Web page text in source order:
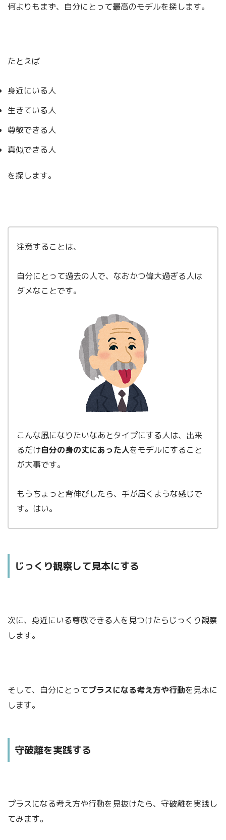
何よりもまず、自分にとって最高のモデルを探します。
たとえば
身近にいる人
生きている人
尊敬できる人
真似できる人
を探します。
注意することは、
自分にとって過去の人で、なおかつ偉大過ぎる人は
ダメなことです。
こんな風になりたいなあとタイプにする人は、出来
るだけ自分の身の丈にあった人をモデルにすること
が大事です。
もうちょっと背伸びしたら、手が届くような感じで
す。はい。
じっくり観察して見本にする
次に、身近にいる尊敬できる人を見つけたらじっくり観察
します。
そして、自分にとってプラスになる考え方や行動を見本に
します。
守破離を実践する
プラスになる考え方や行動を見抜けたら、守破離を実践し
てみます。